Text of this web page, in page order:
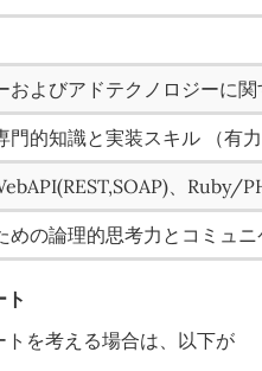
およびアドテクノロジーに
門的知識と実装スキル （有
、Ruby/
めの論理的思考力とコミュ
を考える場合は、以下が